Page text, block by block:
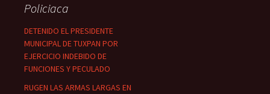
Policiaca
DETENIDO EL PRESIDENTE
MUNICIPAL DE TUXPAN POR
EJERCICIO INDEBIDO DE
FUNCIONES Y PECULADO
RUGEN LAS ARMAS LARGAS EN